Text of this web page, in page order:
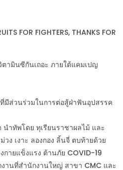
ามินซีกันเถอะ ภายใต้แคมเปญ
ส่วนร่วมในการต่อสู้ฝ่าฟันอุปสรรค
ำทัพโดย ทุเรียนราชาผลไม้ และ
ง เงาะ ลองกอง ลิ้นจี่ ตบท้ายด้วย
กายแข็งแรง ต้านภัย COVID-19
านที่สำนักงานใหญ่ สาขา CMC และ